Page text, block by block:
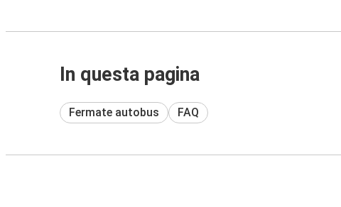
In questa pagina
Fermate autobus FAQ